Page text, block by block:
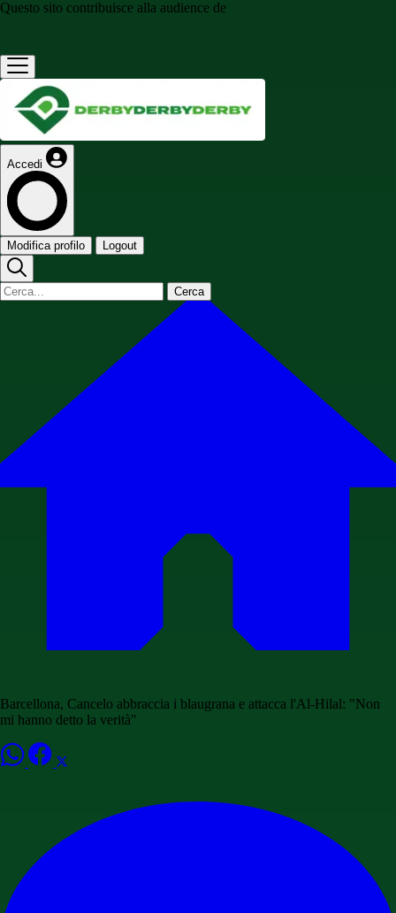
Questo sito contribuisce alla audience de
Accedi
Modifica profilo Logout
Cerca
Barcellona, Cancelo abbraccia i blaugrana e attacca l'Al-Hilal: "Non
mi hanno detto la verità"